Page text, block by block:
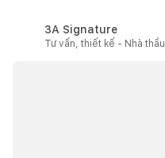
3A Signature
Tư vấn, thiết kế - Nhà thầu